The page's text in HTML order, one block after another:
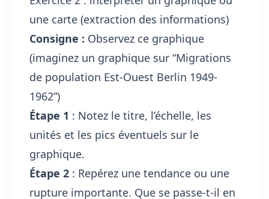
une carte (extraction des informations)
Consigne : Observez ce graphique
(imaginez un graphique sur “Migrations
de population Est-Ouest Berlin 1949-
1962”)
Étape 1 : Notez le titre, l’échelle, les
unités et les pics éventuels sur le
graphique.
Étape 2 : Repérez une tendance ou une
rupture importante. Que se passe-t-il en